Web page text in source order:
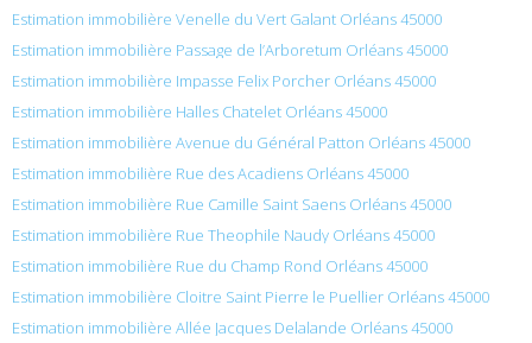
Estimation immobilière Venelle du Vert Galant Orléans 45000
Estimation immobilière Passage de l’Arboretum Orléans 45000
Estimation immobilière Impasse Felix Porcher Orléans 45000
Estimation immobilière Halles Chatelet Orléans 45000
Estimation immobilière Avenue du Général Patton Orléans 45000
Estimation immobilière Rue des Acadiens Orléans 45000
Estimation immobilière Rue Camille Saint Saens Orléans 45000
Estimation immobilière Rue Theophile Naudy Orléans 45000
Estimation immobilière Rue du Champ Rond Orléans 45000
Estimation immobilière Cloitre Saint Pierre le Puellier Orléans 45000
Estimation immobilière Allée Jacques Delalande Orléans 45000